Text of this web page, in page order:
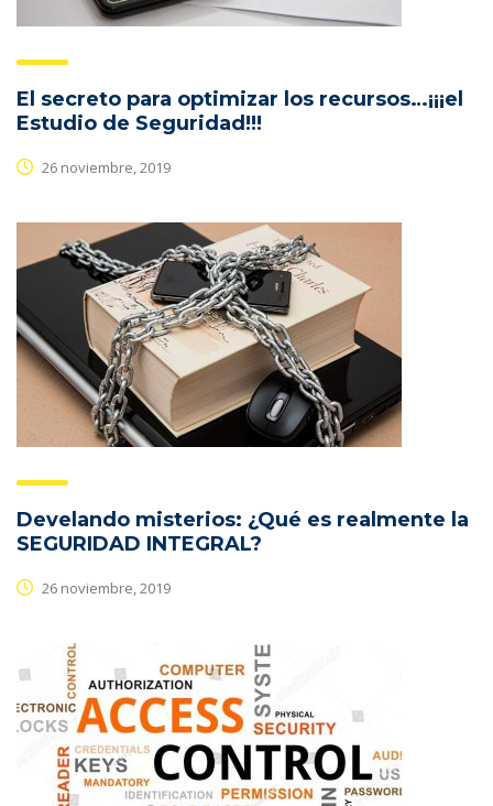
El secreto para optimizar los recursos…¡¡¡el
Estudio de Seguridad!!!
26 noviembre, 2019
Develando misterios: ¿Qué es realmente la
SEGURIDAD INTEGRAL?
26 noviembre, 2019